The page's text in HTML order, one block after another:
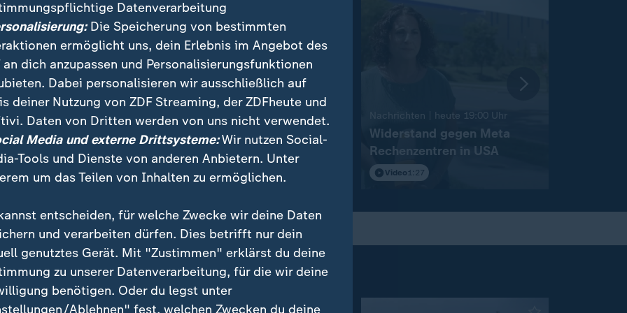
| heute 19:00 Uhr
statt Theater
Nachrichten | heute 19:00 Uhr
Welttag des Bieres: Branche
unter Druck
Nachrichten | heute 19:00 Uhr:
Widerstand gegen Meta
Rechenzentren in USA
Video 1:27
Datenverarbeitung
Die Speicherung von bestimmten
ermöglicht uns, dein Erlebnis im Angebot des
an dich anzupassen und Personalisierungsfunktionen
Dabei personalisieren wir ausschließlich auf
deiner Nutzung von ZDF Streaming, der ZDFheute und
Daten von Dritten werden von uns nicht verwendet.
Media und externe Drittsysteme:Wir nutzen Social-
Tools und Dienste von anderen Anbietern. Unter
um das Teilen von Inhalten zu ermöglichen.
entscheiden, für welche Zwecke wir deine Daten
und verarbeiten dürfen. Dies betrifft nur dein
genutztes Gerät. Mit "Zustimmen" erklärst du deine
zu unserer Datenverarbeitung, für die wir deine
benötigen. Oder du legst unter
Ablehnen" fest, welchen Zwecken du deine